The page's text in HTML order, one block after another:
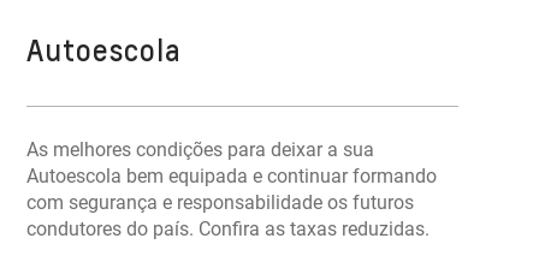
Autoescola
As melhores condições para deixar a sua
Autoescola bem equipada e continuar formando
com segurança e responsabilidade os futuros
condutores do país. Confira as taxas reduzidas.